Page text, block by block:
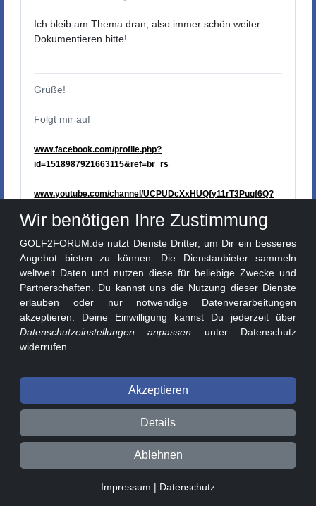
Ich bleib am Thema dran, also immer schön weiter
Dokumentieren bitte!
Grüße!
Folgt mir auf
www.facebook.com/profile.php?
id=1518987921663115&ref=br_rs
www.youtube.com/channel/UCPUDcXxHUQfy11rT3Puqf6Q?
Aktuelle Seite
1 2 »
Sortierung:
Um ein Thema zu eröffnen, musst du registriert und
eingeloggt sein!
Wir benötigen Ihre Zustimmung
GOLF2FORUM.de nutzt Dienste Dritter, um Dir ein besseres
Angebot bieten zu können. Die Dienstanbieter sammeln
weltweit Daten und nutzen diese für beliebige Zwecke und
Partnerschaften. Du kannst uns die Nutzung dieser Dienste
erlauben oder nur notwendige Datenverarbeitungen
akzeptieren. Deine Einwilligung kannst Du jederzeit über
Datenschutzeinstellungen anpassen unter Datenschutz
widerrufen.
Akzeptieren
Details
Ablehnen
Impressum | Datenschutz